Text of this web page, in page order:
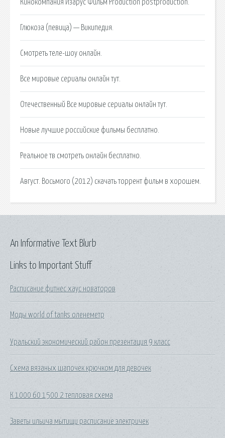
Кинокомпания Изарус Фильм Production postproduction.
Глюкоза (певица) — Википедия.
Смотреть теле-шоу онлайн.
Все мировые сериалы онлайн тут.
Отечественный Все мировые сериалы онлайн тут.
Новые лучшие российские фильмы бесплатно.
Реальное тв смотреть онлайн бесплатно.
Август. Восьмого (2012) скачать торрент фильм в хорошем.
Links to Important Stuff
Расписание фитнес хаус новаторов
Моды world of tanks оленеметр
Уральский экономический район презентация 9 класс
Схема вязаных шапочек крючком для девочек
К 1000 60 1500 2 тепловая схема
Заветы ильича мытищи расписание электричек
An Informative Text Blurb